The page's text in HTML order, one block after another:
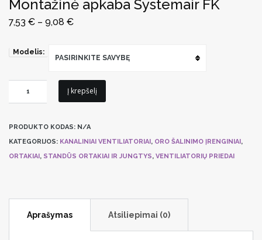
Montažinė apkaba Systemair FK
7,53 € – 9,08 €
Modelis:
PASIRINKITE SAVYBĘ
kiekis:
apkaba
Systemair
FK
Į krepšelį
PRODUKTO KODAS: N/A
KATEGORIJOS: KANALINIAI VENTILIATORIAI, ORO ŠALINIMO ĮRENGINIAI,
ORTAKIAI, STANDŪS ORTAKIAI IR JUNGTYS, VENTILIATORIŲ PRIEDAI
Aprašymas Atsiliepimai (0)